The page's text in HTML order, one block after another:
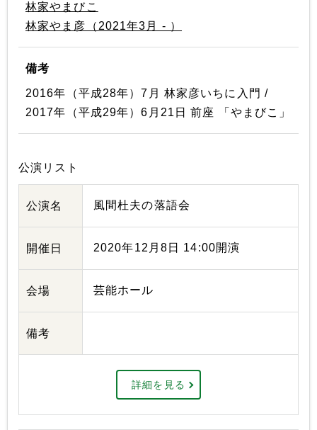
林家やまびこ
林家やま彦（2021年3月 - ）
備考
2016年（平成28年）7月 林家彦いちに入門 /
2017年（平成29年）6月21日 前座 「やまびこ」
公演リスト
公演名 風間杜夫の落語会
開催日 2020年12月8日 14:00開演
会場 芸能ホール
備考
詳細を見る